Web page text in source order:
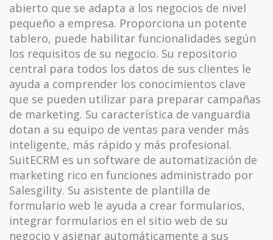
abierto que se adapta a los negocios de nivel
pequeño a empresa. Proporciona un potente
tablero, puede habilitar funcionalidades según
los requisitos de su negocio. Su repositorio
central para todos los datos de sus clientes le
ayuda a comprender los conocimientos clave
que se pueden utilizar para preparar campañas
de marketing. Su característica de vanguardia
dotan a su equipo de ventas para vender más
inteligente, más rápido y más profesional.
SuitECRM es un software de automatización de
marketing rico en funciones administrado por
Salesgility. Su asistente de plantilla de
formulario web le ayuda a crear formularios,
integrar formularios en el sitio web de su
negocio y asignar automáticamente a sus